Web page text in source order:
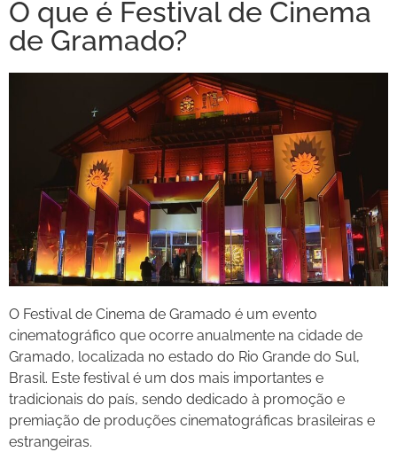
O que é Festival de Cinema
de Gramado?
O Festival de Cinema de Gramado é um evento
cinematográfico que ocorre anualmente na cidade de
Gramado, localizada no estado do Rio Grande do Sul,
Brasil. Este festival é um dos mais importantes e
tradicionais do país, sendo dedicado à promoção e
premiação de produções cinematográficas brasileiras e
estrangeiras.